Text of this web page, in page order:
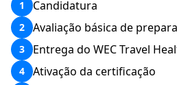
1 Candidatura
2 Avaliação básica de
3 Entrega do WEC Travel
4 Ativação da certificação